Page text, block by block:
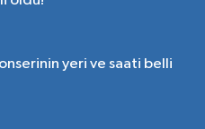
yeri ve saati belli